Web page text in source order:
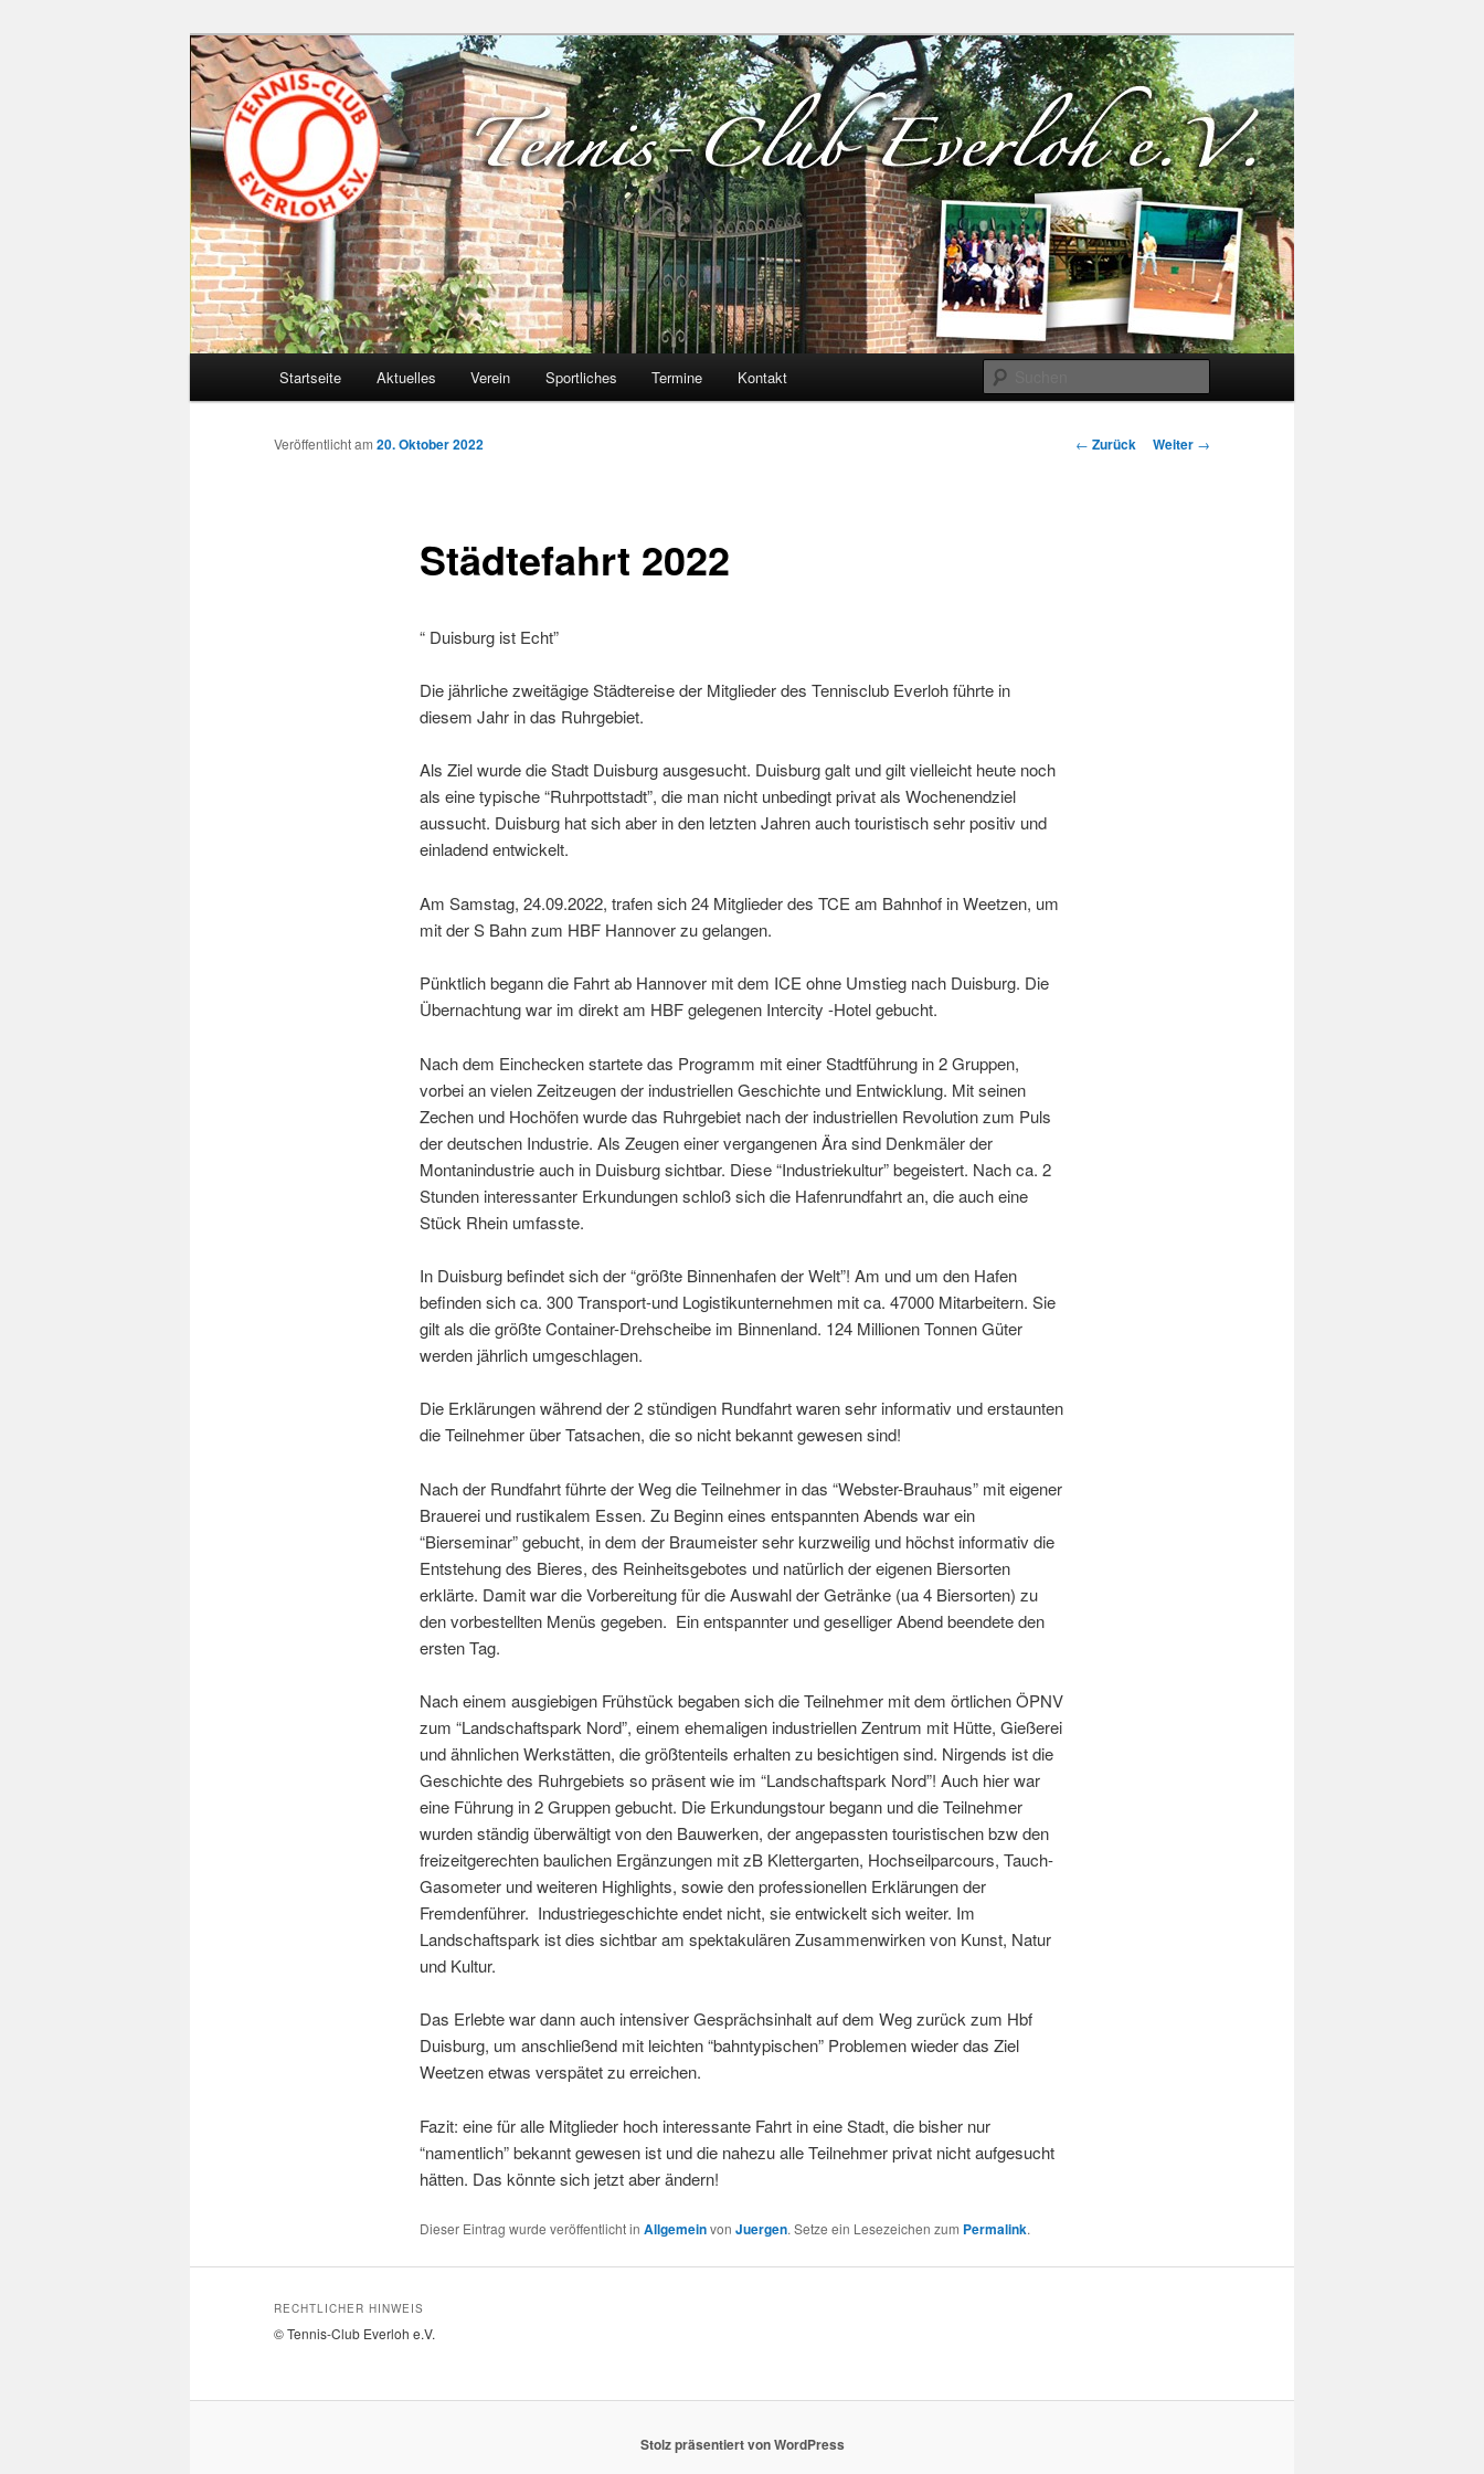
Tennis-Club-Everloh e.V.
Startseite Aktuelles Verein Sportliches Termine Kontakt
Beitrags-
← Zurück Weiter →
Städtefahrt 2022
Veröffentlicht am 20. Oktober 2022
“ Duisburg ist Echt”
Die jährliche zweitägige Städtereise der Mitglieder des Tennisclub Everloh führte in
diesem Jahr in das Ruhrgebiet.
Als Ziel wurde die Stadt Duisburg ausgesucht. Duisburg galt und gilt vielleicht heute noch
als eine typische “Ruhrpottstadt”, die man nicht unbedingt privat als Wochenendziel
aussucht. Duisburg hat sich aber in den letzten Jahren auch touristisch sehr positiv und
einladend entwickelt.
Am Samstag, 24.09.2022, trafen sich 24 Mitglieder des TCE am Bahnhof in Weetzen, um
mit der S Bahn zum HBF Hannover zu gelangen.
Pünktlich begann die Fahrt ab Hannover mit dem ICE ohne Umstieg nach Duisburg. Die
Übernachtung war im direkt am HBF gelegenen Intercity -Hotel gebucht.
Nach dem Einchecken startete das Programm mit einer Stadtführung in 2 Gruppen,
vorbei an vielen Zeitzeugen der industriellen Geschichte und Entwicklung. Mit seinen
Zechen und Hochöfen wurde das Ruhrgebiet nach der industriellen Revolution zum Puls
der deutschen Industrie. Als Zeugen einer vergangenen Ära sind Denkmäler der
Montanindustrie auch in Duisburg sichtbar. Diese “Industriekultur” begeistert. Nach ca. 2
Stunden interessanter Erkundungen schloß sich die Hafenrundfahrt an, die auch eine
Stück Rhein umfasste.
In Duisburg befindet sich der “größte Binnenhafen der Welt”! Am und um den Hafen
befinden sich ca. 300 Transport-und Logistikunternehmen mit ca. 47000 Mitarbeitern. Sie
gilt als die größte Container-Drehscheibe im Binnenland. 124 Millionen Tonnen Güter
werden jährlich umgeschlagen.
Die Erklärungen während der 2 stündigen Rundfahrt waren sehr informativ und erstaunten
die Teilnehmer über Tatsachen, die so nicht bekannt gewesen sind!
Nach der Rundfahrt führte der Weg die Teilnehmer in das “Webster-Brauhaus” mit eigener
Brauerei und rustikalem Essen. Zu Beginn eines entspannten Abends war ein
“Bierseminar” gebucht, in dem der Braumeister sehr kurzweilig und höchst informativ die
Entstehung des Bieres, des Reinheitsgebotes und natürlich der eigenen Biersorten
erklärte. Damit war die Vorbereitung für die Auswahl der Getränke (ua 4 Biersorten) zu
den vorbestellten Menüs gegeben. Ein entspannter und geselliger Abend beendete den
ersten Tag.
Nach einem ausgiebigen Frühstück begaben sich die Teilnehmer mit dem örtlichen ÖPNV
zum “Landschaftspark Nord”, einem ehemaligen industriellen Zentrum mit Hütte, Gießerei
und ähnlichen Werkstätten, die größtenteils erhalten zu besichtigen sind. Nirgends ist die
Geschichte des Ruhrgebiets so präsent wie im “Landschaftspark Nord”! Auch hier war
eine Führung in 2 Gruppen gebucht. Die Erkundungstour begann und die Teilnehmer
wurden ständig überwältigt von den Bauwerken, der angepassten touristischen bzw den
freizeitgerechten baulichen Ergänzungen mit zB Klettergarten, Hochseilparcours, Tauch-
Gasometer und weiteren Highlights, sowie den professionellen Erklärungen der
Fremdenführer. Industriegeschichte endet nicht, sie entwickelt sich weiter. Im
Landschaftspark ist dies sichtbar am spektakulären Zusammenwirken von Kunst, Natur
und Kultur.
Das Erlebte war dann auch intensiver Gesprächsinhalt auf dem Weg zurück zum Hbf
Duisburg, um anschließend mit leichten “bahntypischen” Problemen wieder das Ziel
Weetzen etwas verspätet zu erreichen.
Fazit: eine für alle Mitglieder hoch interessante Fahrt in eine Stadt, die bisher nur
“namentlich” bekannt gewesen ist und die nahezu alle Teilnehmer privat nicht aufgesucht
hätten. Das könnte sich jetzt aber ändern!
Dieser Eintrag wurde veröffentlicht in Allgemeinvon Juergen. Setze ein Lesezeichen zum Permalink.
RECHTLICHER HINWEIS
© Tennis-Club Everloh e.V.
Stolz präsentiert von WordPress